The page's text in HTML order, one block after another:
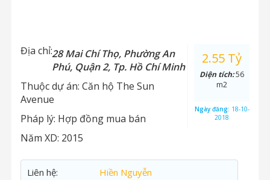
Địa chỉ:28 Mai Chí Thọ, Phường An
Phú, Quận 2, Tp. Hồ Chí Minh
Thuộc dự án: Căn hộ The Sun
Avenue
Pháp lý: Hợp đồng mua bán
Năm XD: 2015
2.55 Tỷ
Diện tích:56
m2
Ngày đăng: 18-10-
2018
Liên hệ:
Hiền Nguyễn